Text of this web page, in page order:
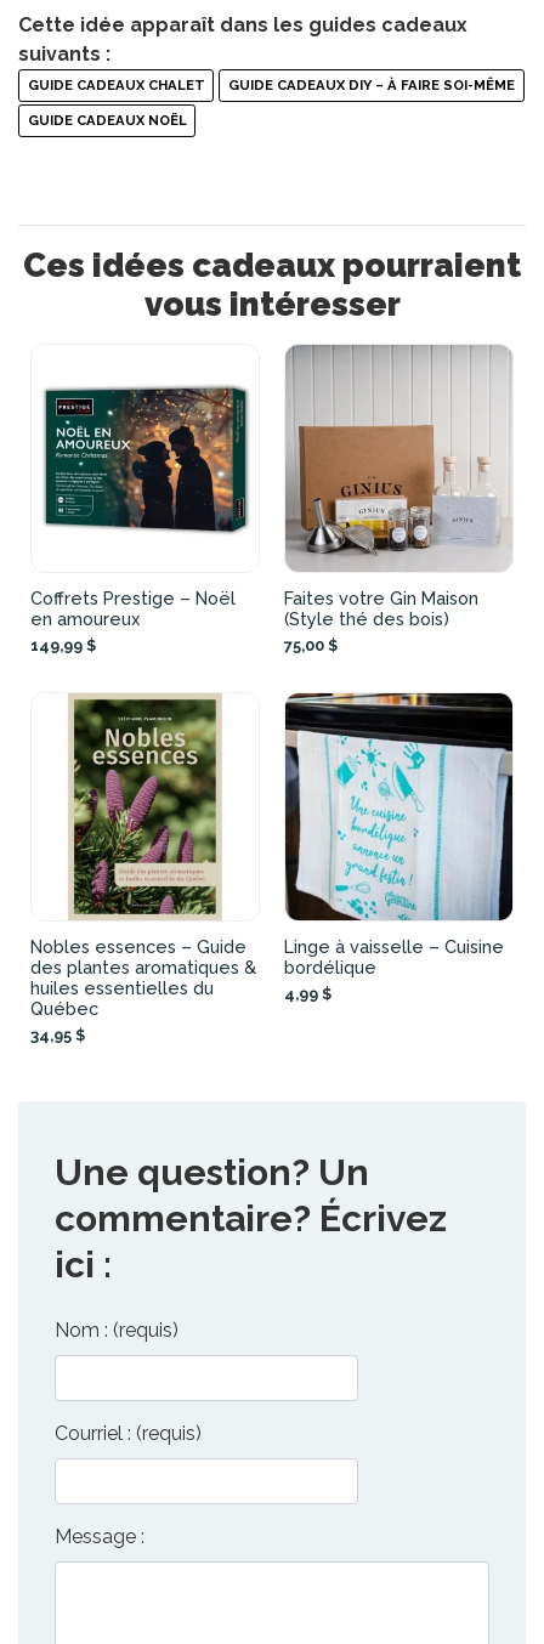
Cette idée apparaît dans les guides cadeaux
suivants :
GUIDE CADEAUX CHALET GUIDE CADEAUX DIY – À FAIRE SOI-MÊME
GUIDE CADEAUX NOËL
Ces idées cadeaux pourraient
vous intéresser
Coffrets Prestige – Noël
en amoureux
149,99 $
Faites votre Gin Maison
(Style thé des bois)
75,00 $
Nobles essences – Guide
des plantes aromatiques &
huiles essentielles du
Québec
34,95 $
Linge à vaisselle – Cuisine
bordélique
4,99 $
Une question? Un
commentaire? Écrivez
ici :
Nom : (requis)
Courriel : (requis)
Message :